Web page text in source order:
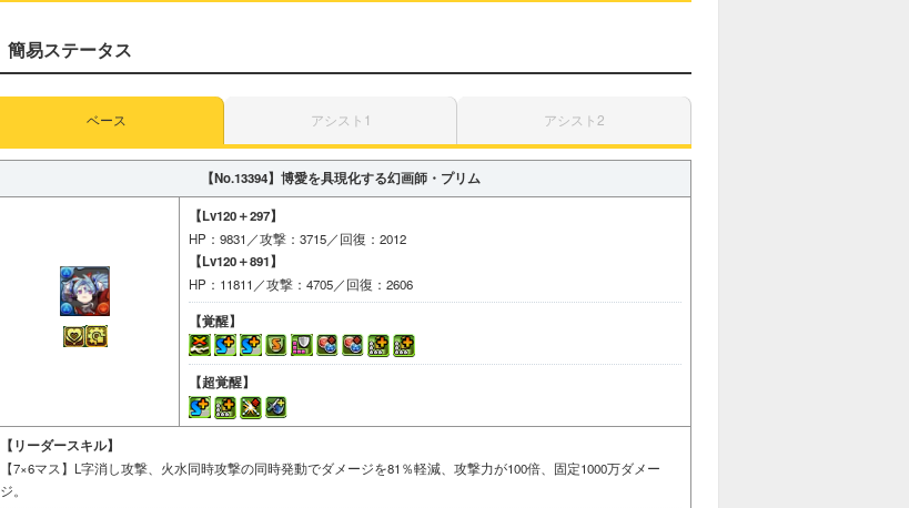
簡易ステータス
ベース アシスト1 アシスト2
【No.13394】 博愛を具現化する幻画師・プリム
【Lv120＋297】
HP：9831／攻撃：3715／回復：2012
【Lv120＋891】
HP：11811／攻撃：4705／回復：2606
【覚醒】
【超覚醒】
【リーダースキル】
【7×6マス】L字消し攻撃、火水同時攻撃の同時発動でダメージを81％軽減、攻撃力が100倍、固定1000万ダメー
ジ。